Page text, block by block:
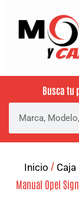
Busca tu
Inicio /
Manual Opel